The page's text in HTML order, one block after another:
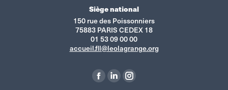
Siège national
150 rue des Poissonniers
75883 PARIS CEDEX 18
01 53 09 00 00
accueil.fll@leolagrange.org
La
La
La